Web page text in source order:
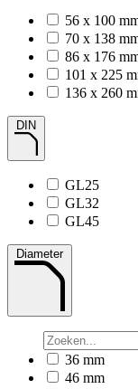
56 x 100
70 x 138
86 x 176
101 x 225
136 x 260
DIN
GL25
GL32
GL45
Diameter
36 mm
46 mm